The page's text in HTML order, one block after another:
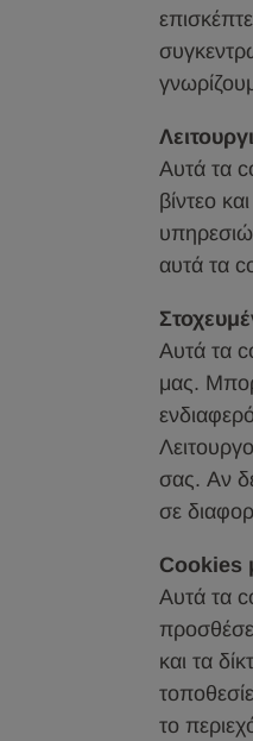
Αυτά τα
βίντεο
αυτά τα
Αυτά τα
μας.
σας. Αν
σε
Cookies
Αυτά τα
και τα
το